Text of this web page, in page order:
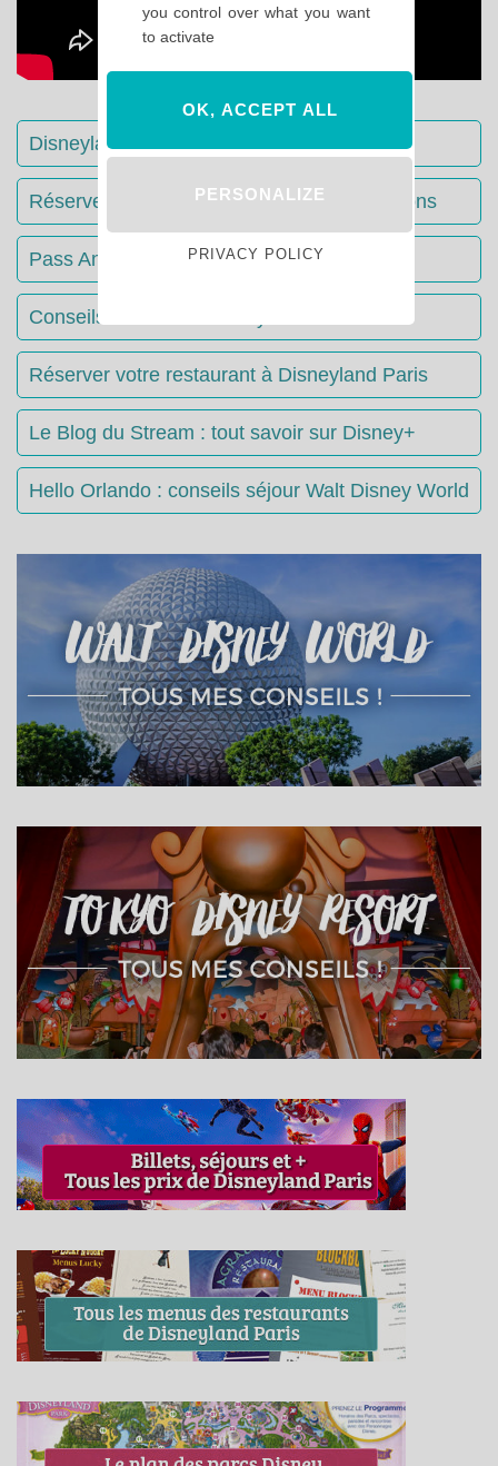
Disneyland Paris : Le guide complet
Réserver votre séjour : toutes les informations
Pass Annuels Disney : informations
Conseils & Astuces Disneyland Paris
Réserver votre restaurant à Disneyland Paris
Le Blog du Stream : tout savoir sur Disney+
Hello Orlando : conseils séjour Walt Disney World
you control over what you want
to activate
OK, ACCEPT ALL
PERSONALIZE
PRIVACY POLICY